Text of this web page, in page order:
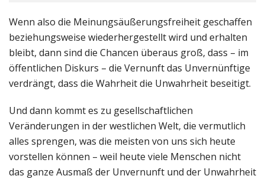
Wenn also die Meinungsäußerungsfreiheit geschaffen
beziehungsweise wiederhergestellt wird und erhalten
bleibt, dann sind die Chancen überaus groß, dass – im
öffentlichen Diskurs – die Vernunft das Unvernünftige
verdrängt, dass die Wahrheit die Unwahrheit beseitigt.
Und dann kommt es zu gesellschaftlichen
Veränderungen in der westlichen Welt, die vermutlich
alles sprengen, was die meisten von uns sich heute
vorstellen können – weil heute viele Menschen nicht
das ganze Ausmaß der Unvernunft und der Unwahrheit